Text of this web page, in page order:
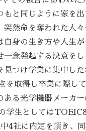
もと同じように家を
突然命を奪われた人
自身の生き方や人生
一念発起する決意をし
見つけ学業に集中し
を取得し卒業に際し
ある光学機器メーカ
学生としては
4社に内定を頂き、